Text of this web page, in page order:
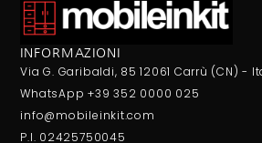
INFORMAZIONI
Via G. Garibaldi, 85 12061 Carrù (CN) -
WhatsApp +39 352 0000 025
info@mobileinkit.com
P.I. 02425750045